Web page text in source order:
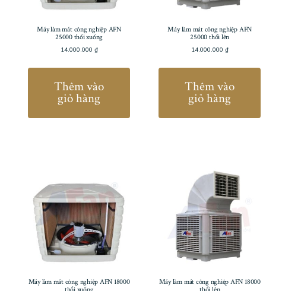
Máy làm mát công nghiệp AFN
25000 thổi xuống
14.000.000 ₫
Thêm vào
giỏ hàng
Máy làm mát công nghiệp AFN
25000 thổi lên
14.000.000 ₫
Thêm vào
giỏ hàng
Máy làm mát công nghiệp AFN 18000
Máy làm mát công nghiệp AFN 18000